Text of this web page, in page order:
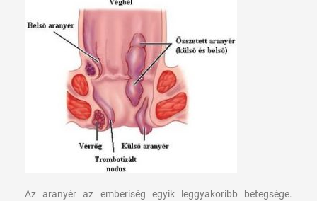
Az aranyér az emberiség egyik leggyakoribb betegsége.